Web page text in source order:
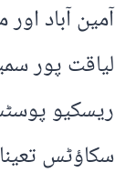
آمین آباد
لیاقت پور
ریسکیو
سکاؤٹس